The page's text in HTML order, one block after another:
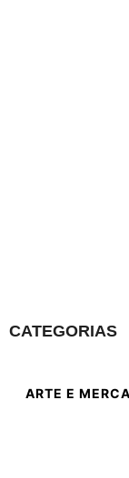
CATEGORIAS
ARTE E